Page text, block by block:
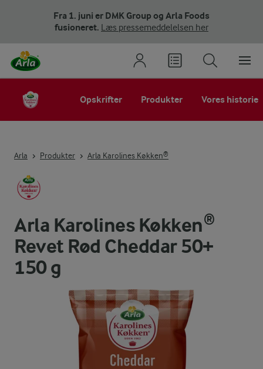
Fra 1. juni er DMK Group og Arla Foods
fusioneret. Læs pressemeddelelsen her
Opskrifter Produkter Vores historie
Arla Produkter Arla Karolines Køkken®
Arla Karolines Køkken®
Revet Rød Cheddar 50+
150 g